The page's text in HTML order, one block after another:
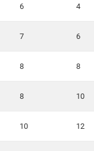
6 4
7 6
8 8
8 10
10 12